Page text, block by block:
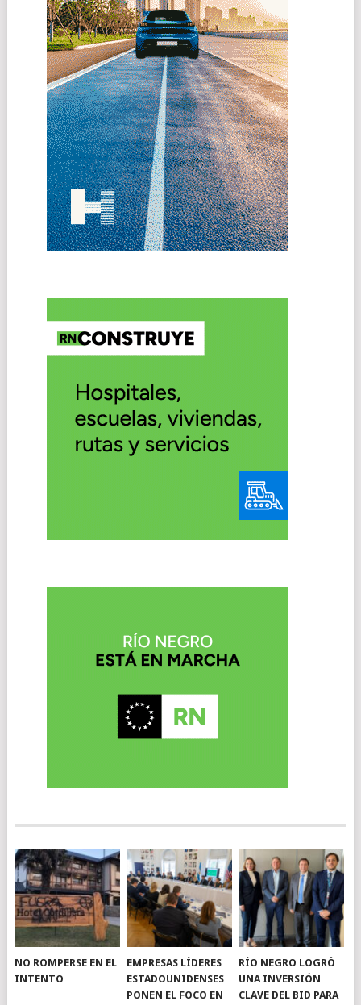
NO ROMPERSE EN EL
INTENTO
EMPRESAS LÍDERES
ESTADOUNIDENSES
PONEN EL FOCO EN
RÍO NEGRO LOGRÓ
UNA INVERSIÓN
CLAVE DEL BID PARA